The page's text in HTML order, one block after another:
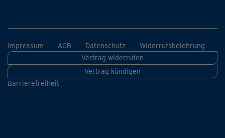
Impressum AGB Datenschutz
Widerrufsbelehrung
Vertrag widerrufen
Vertrag kündigen
Barrierefreiheit